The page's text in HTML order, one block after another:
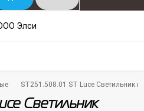
ST251.508.01 ST Luce Светильник
Светильник